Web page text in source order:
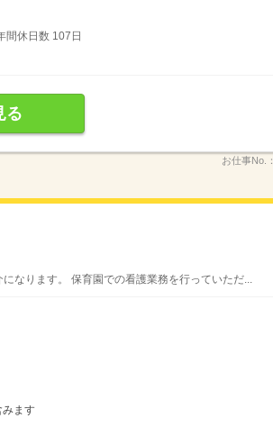
間休日数 107日
る
お仕事No.：
なります。 保育園での看護業務を行っていただ...
みます